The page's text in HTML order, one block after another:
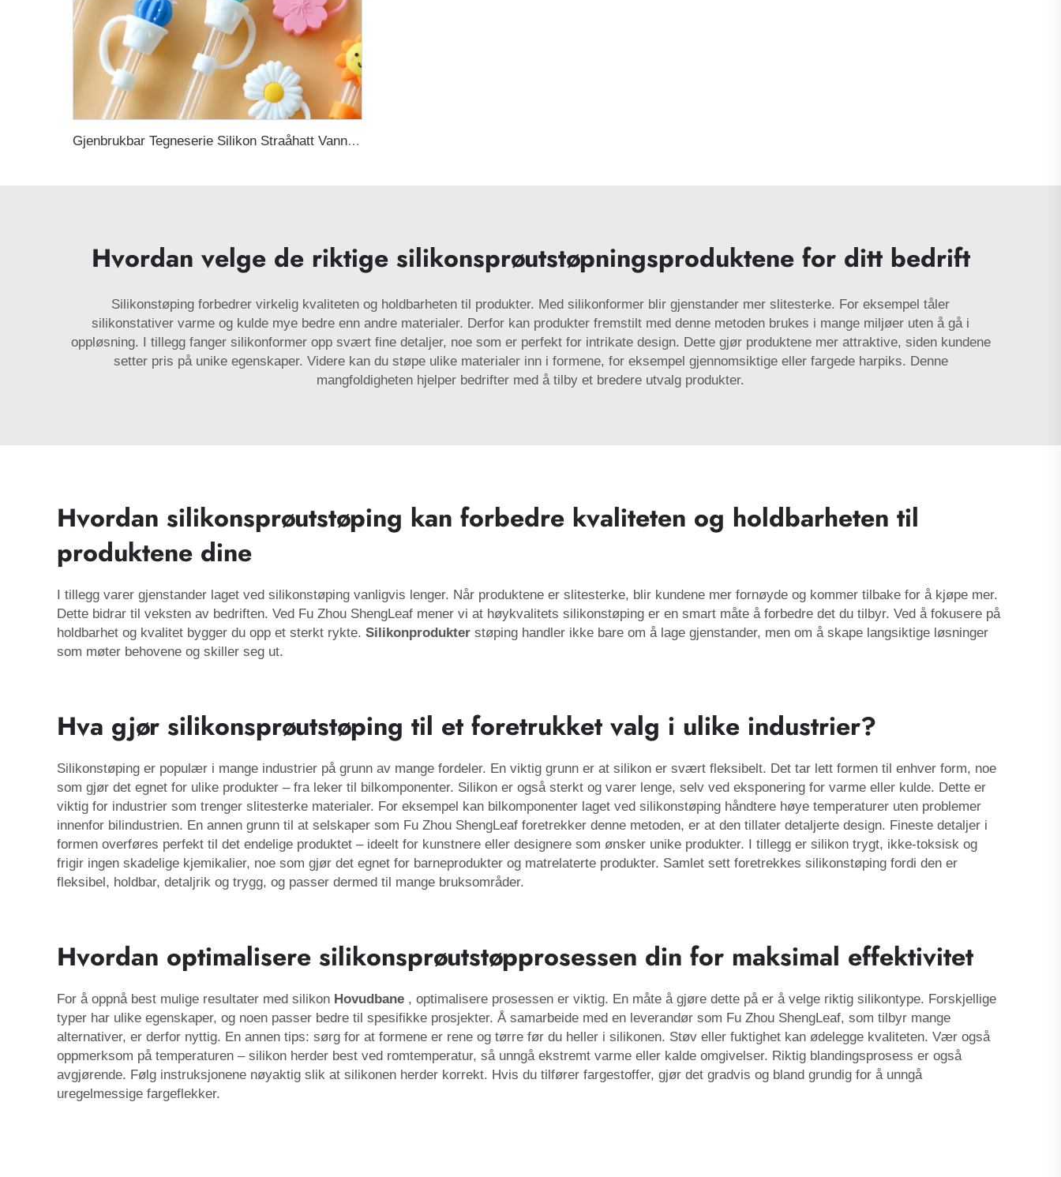
Gjenbrukbar Tegneserie Silikon Straåhatt Vannabsorberende og Støvsikker med Tettingshette for 6-8 mm Straå Bar Tilbehør
Hvordan velge de riktige silikonsprøutstøpningsproduktene for ditt bedrift
Silikonstøping forbedrer virkelig kvaliteten og holdbarheten til produkter. Med silikonformer blir gjenstander mer slitesterke. For eksempel tåler
silikonstativer varme og kulde mye bedre enn andre materialer. Derfor kan produkter fremstilt med denne metoden brukes i mange miljøer uten å gå i
oppløsning. I tillegg fanger silikonformer opp svært fine detaljer, noe som er perfekt for intrikate design. Dette gjør produktene mer attraktive, siden kundene
setter pris på unike egenskaper. Videre kan du støpe ulike materialer inn i formene, for eksempel gjennomsiktige eller fargede harpiks. Denne
mangfoldigheten hjelper bedrifter med å tilby et bredere utvalg produkter.
Hvordan silikonsprøutstøping kan forbedre kvaliteten og holdbarheten til
produktene dine
I tillegg varer gjenstander laget ved silikonstøping vanligvis lenger. Når produktene er slitesterke, blir kundene mer fornøyde og kommer tilbake for å kjøpe mer.
Dette bidrar til veksten av bedriften. Ved Fu Zhou ShengLeaf mener vi at høykvalitets silikonstøping er en smart måte å forbedre det du tilbyr. Ved å fokusere på
holdbarhet og kvalitet bygger du opp et sterkt rykte. Silikonprodukter støping handler ikke bare om å lage gjenstander, men om å skape langsiktige løsninger
som møter behovene og skiller seg ut.
Hva gjør silikonsprøutstøping til et foretrukket valg i ulike industrier?
Silikonstøping er populær i mange industrier på grunn av mange fordeler. En viktig grunn er at silikon er svært fleksibelt. Det tar lett formen til enhver form, noe
som gjør det egnet for ulike produkter – fra leker til bilkomponenter. Silikon er også sterkt og varer lenge, selv ved eksponering for varme eller kulde. Dette er
viktig for industrier som trenger slitesterke materialer. For eksempel kan bilkomponenter laget ved silikonstøping håndtere høye temperaturer uten problemer
innenfor bilindustrien. En annen grunn til at selskaper som Fu Zhou ShengLeaf foretrekker denne metoden, er at den tillater detaljerte design. Fineste detaljer i
formen overføres perfekt til det endelige produktet – ideelt for kunstnere eller designere som ønsker unike produkter. I tillegg er silikon trygt, ikke-toksisk og
frigir ingen skadelige kjemikalier, noe som gjør det egnet for barneprodukter og matrelaterte produkter. Samlet sett foretrekkes silikonstøping fordi den er
fleksibel, holdbar, detaljrik og trygg, og passer dermed til mange bruksområder.
Hvordan optimalisere silikonsprøutstøpprosessen din for maksimal effektivitet
For å oppnå best mulige resultater med silikon Hovudbane , optimalisere prosessen er viktig. En måte å gjøre dette på er å velge riktig silikontype. Forskjellige
typer har ulike egenskaper, og noen passer bedre til spesifikke prosjekter. Å samarbeide med en leverandør som Fu Zhou ShengLeaf, som tilbyr mange
alternativer, er derfor nyttig. En annen tips: sørg for at formene er rene og tørre før du heller i silikonen. Støv eller fuktighet kan ødelegge kvaliteten. Vær også
oppmerksom på temperaturen – silikon herder best ved romtemperatur, så unngå ekstremt varme eller kalde omgivelser. Riktig blandingsprosess er også
avgjørende. Følg instruksjonene nøyaktig slik at silikonen herder korrekt. Hvis du tilfører fargestoffer, gjør det gradvis og bland grundig for å unngå
uregelmessige fargeflekker.